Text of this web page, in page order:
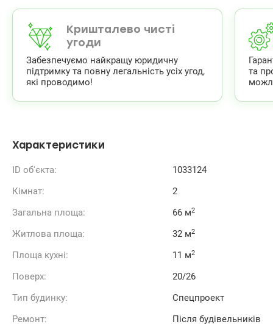
площа 66 м кв, кімнати 17,45 і 14,85 м кв, кухня 10,64 м
кв, санвузол роздільний. Зручне, функціональне
планування, є балкон. Всі вікна виходять на південний
захід, в сторону пл. Шевченка. Стан після будівельників,
на стінах чорнова штукатурка.
044 200 10 80
Valion.ua/1033124
Кришталево чисті
угоди
Забезпечуємо найкращу юридичну
підтримку та повну легальність усіх угод,
які проводимо!
та
Характеристики
ID об'єкта:
1033124
Кімнат:
2
Загальна площа:
66 м2
Житлова площа: 32 м2
Площа кухні: 11 м2
Поверх:
20/26
Тип будинку:
Спецпроект
Ремонт:
Після будівельників